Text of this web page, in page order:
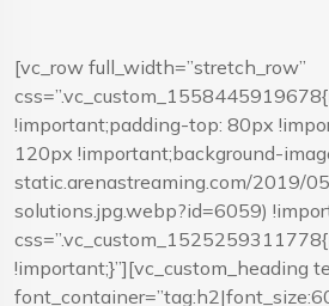
[vc_row full_width=”stretch_row”
!important;padding-top: 80px
120px !important;background-
static.arenastreaming.com/2019/
solutions.jpg.webp?id=6059)
!important;}”][vc_custom_heading